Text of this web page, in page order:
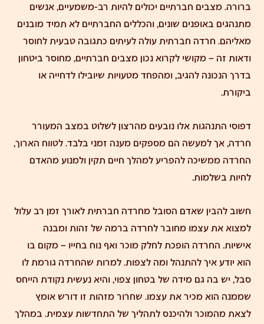
ברורה. מצבים חברתיים יכולים להיות רב-משמעיים, אנשים
מתנהגים באופנים שונים, והכללים החברתיים לא תמיד מובנים
מאליהם. חרדה חברתית עולה לעיתים כתגובה טבעית לחוסר
ודאות זה – מקושי לקרוא נכון מצבים חברתיים, מחוסר ביטחון
בדרך הנכונה להגיב, ומהפחד מטעויות שיובילו לדחייה או
ביקורת.
דפוסי התנהגות אלו נובעים מהרצון לשלוט במצב המעורר
חרדה, אך למעשה הם מספקים מענה זמני בלבד. לטווח הארוך,
החרדה ממשיכה להפריע למהלך חיים תקין ולמנוע מהאדם
לחיות בשלמות.
חשוב להבין שאדם הסובל מחרדה חברתית לאורך זמן רב עלול
למצוא את עצמו מחובר לחרדה ברמה של זהות ומבנה
אישיות. החרדה הופכת לחלק מוכר ואף נוח בחייו – מקום בו
הוא יודע איך להתנהל ומה לצפות. למרות שהחרדה גורמת לו
סבל, יש בה גם מידה של בטחון צפוי, והיא נעשית נקודת הייחס
שממנה הוא מכיר את עצמו. שחרור מזהות זו דורש אומץ
לצאת מהמוכר ולהיכנס לתהליך של התחדשות עצמית. במהלך